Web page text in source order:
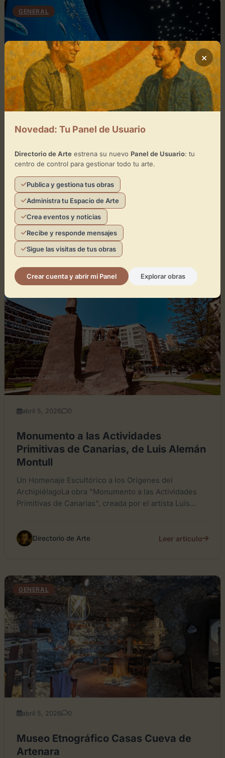
GENERAL
Poema del Mar Aquarium
Un Océano de Arte y Vida en el Corazón de Gran
CanariaEl Poema del Mar Aquarium se erige como
una experiencia artística y sensorial única,...
Directorio de Arte
GENERAL
abril 5, 2026 0
Monumento a las Actividades
Primitivas de Canarias, de Luis Alemán
Montull
Un Homenaje Escultórico a los Orígenes del
ArchipiélagoLa obra "Monumento a las Actividades
Primitivas de Canarias", creada por el artista Luis
Directorio de Arte Leer artículo
GENERAL
abril 5, 2026 0
Museo Etnográfico Casas Cueva de
Artenara
×
Novedad: Tu Panel de Usuario
Directorio de Arteestrena su nuevo Panel de Usuario: tu
centro de control para gestionar todo tu arte.
Publica y gestiona tus obras
Administra tu Espacio de Arte
Crea eventos y noticias
Recibe y responde mensajes
Sigue las visitas de tus obras
Crear cuenta y abrir mi Panel Explorar obras